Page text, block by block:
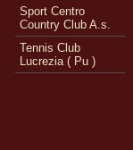
Sport Centro
Country Club A.s.
Tennis Club
Lucrezia ( Pu )